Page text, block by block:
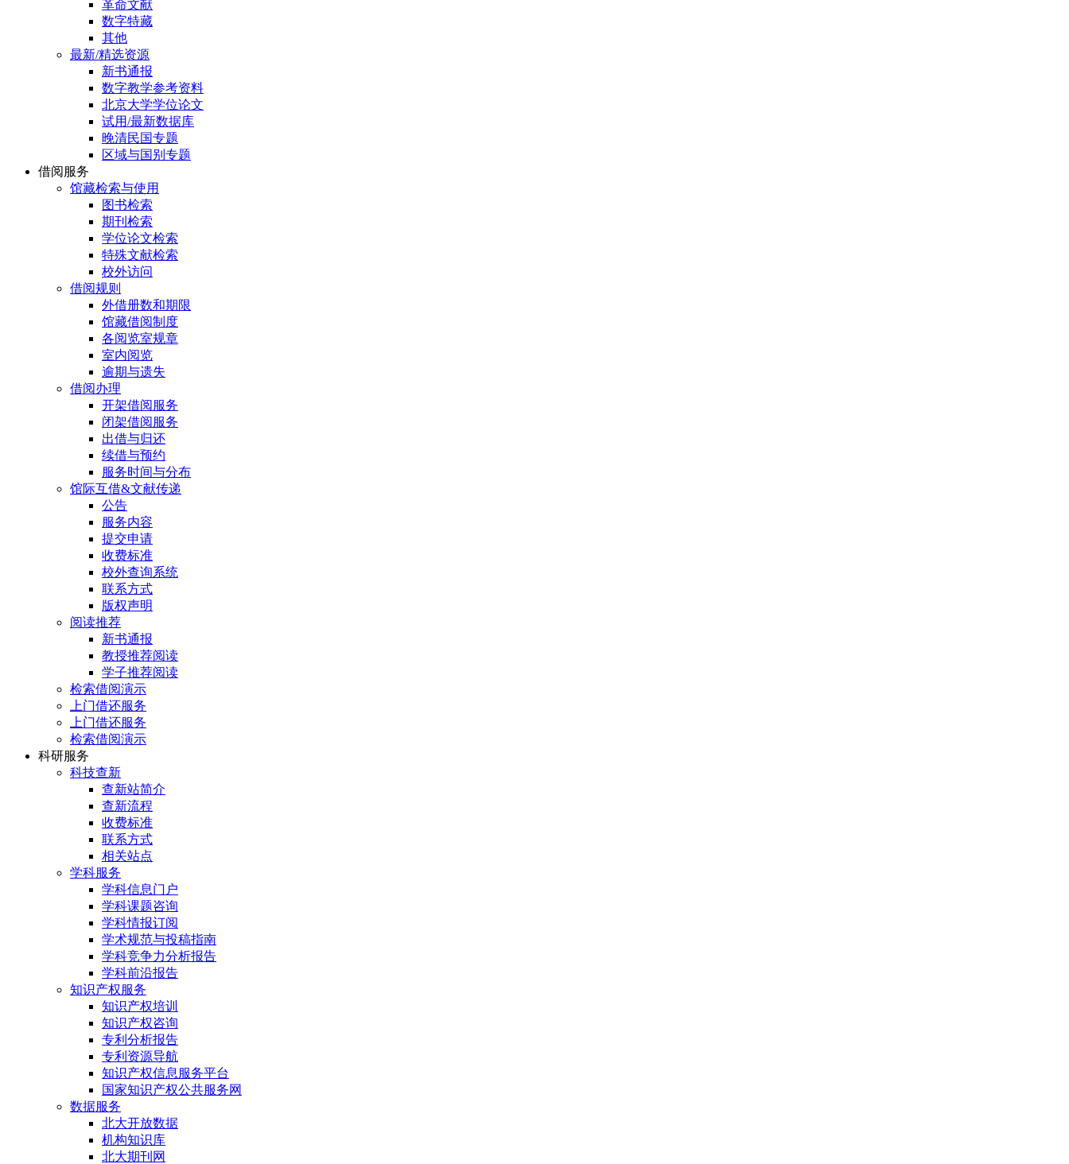
革命文献
数字特藏
其他
最新/精选资源
新书通报
数字教学参考资料
北京大学学位论文
试用/最新数据库
晚清民国专题
区域与国别专题
借阅服务
馆藏检索与使用
图书检索
期刊检索
学位论文检索
特殊文献检索
校外访问
借阅规则
外借册数和期限
馆藏借阅制度
各阅览室规章
室内阅览
逾期与遗失
借阅办理
开架借阅服务
闭架借阅服务
出借与归还
续借与预约
服务时间与分布
馆际互借&文献传递
公告
服务内容
提交申请
收费标准
校外查询系统
联系方式
版权声明
阅读推荐
新书通报
教授推荐阅读
学子推荐阅读
检索借阅演示
上门借还服务
上门借还服务
检索借阅演示
科研服务
科技查新
查新站简介
查新流程
收费标准
联系方式
相关站点
学科服务
学科信息门户
学科课题咨询
学科情报订阅
学术规范与投稿指南
学科竞争力分析报告
学科前沿报告
知识产权服务
知识产权培训
知识产权咨询
专利分析报告
专利资源导航
知识产权信息服务平台
国家知识产权公共服务网
数据服务
北大开放数据
机构知识库
北大期刊网